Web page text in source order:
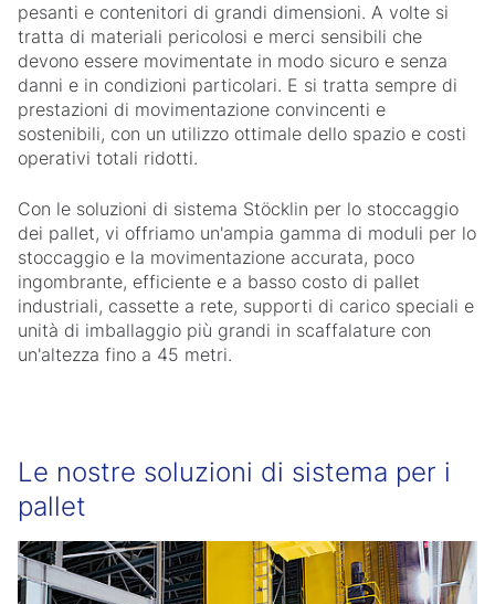
pesanti e contenitori di grandi dimensioni. A volte si
tratta di materiali pericolosi e merci sensibili che
devono essere movimentate in modo sicuro e senza
danni e in condizioni particolari. E si tratta sempre di
prestazioni di movimentazione convincenti e
sostenibili, con un utilizzo ottimale dello spazio e costi
operativi totali ridotti.
Con le soluzioni di sistema Stöcklin per lo stoccaggio
dei pallet, vi offriamo un'ampia gamma di moduli per lo
stoccaggio e la movimentazione accurata, poco
ingombrante, efficiente e a basso costo di pallet
industriali, cassette a rete, supporti di carico speciali e
unità di imballaggio più grandi in scaffalature con
un'altezza fino a 45 metri.
Le nostre soluzioni di sistema per i
pallet